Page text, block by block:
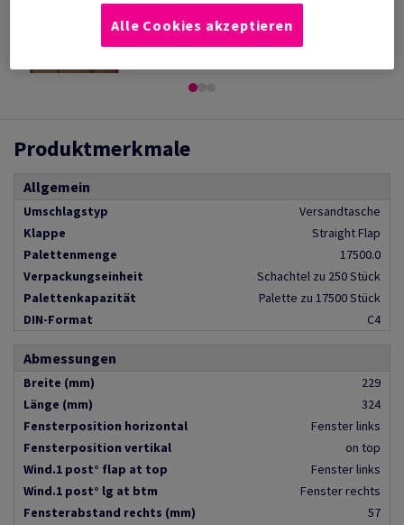
Produktmerkmale
Allgemein
Umschlagstyp
Versandtasche
Klappe
Straight Flap
Palettenmenge
17500.0
Verpackungseinheit
Schachtel zu 250 Stück
Palettenkapazität
Palette zu 17500 Stück
DIN-Format
C4
Abmessungen
Breite (mm)
229
Länge (mm)
324
Fensterposition horizontal
Fenster links
Fensterposition vertikal
on top
Wind.1 post° flap at top
Fenster links
Wind.1 post° lg at btm
Fenster rechts
Fensterabstand rechts (mm)
57
Alle Cookies akzeptieren